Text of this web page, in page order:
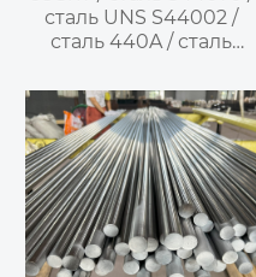
сталь UNS S44002 /
сталь 440A / сталь
высокохромистая
мартенситная
нержавеющая сталь